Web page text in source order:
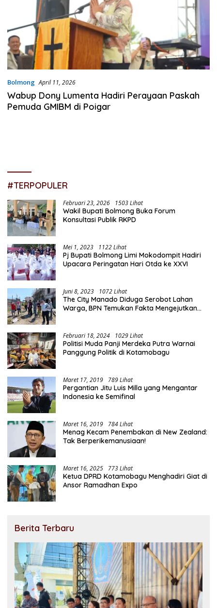
Bolmong April 11, 2026
Wabup Dony Lumenta Hadiri Perayaan Paskah
Pemuda GMIBM di Poigar
#TERPOPULER
Februari 23, 2026 1503 Lihat
Wakil Bupati Bolmong Buka Forum
Konsultasi Publik RKPD
Mei 1, 2023 1122 Lihat
Pj Bupati Bolmong Limi Mokodompit Hadiri
Upacara Peringatan Hari Otda ke XXVI
Juni 8, 2023 1072 Lihat
The City Manado Diduga Serobot Lahan
Warga, BPN Temukan Fakta Mengejutkan
Februari 18, 2024 1029 Lihat
Politisi Muda Panji Merdeka Putra Warnai
Panggung Politik di Kotamobagu
Maret 17, 2019 789 Lihat
Pergantian Jitu Luis Milla yang Mengantar
Indonesia ke Semifinal
Maret 16, 2019 784 Lihat
Menag Kecam Penembakan di New Zealand:
Tak Berperikemanusiaan!
Maret 16, 2025 773 Lihat
Ketua DPRD Kotamobagu Menghadiri Giat di
Ansor Ramadhan Expo
Berita Terbaru